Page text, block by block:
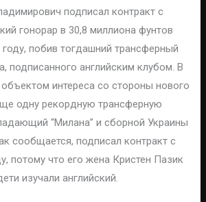
подписал контракт с
гонорар в 30,8 миллиона фунтов
году, побив тогдашний трансферный
подписанного английским клубом. В
объектом интереса со стороны нового
одну рекордную трансферную
“Милана” и сборной Украины
сообщается, подписал контракт с
потому что его жена Кристен Пазик
изучали английский.